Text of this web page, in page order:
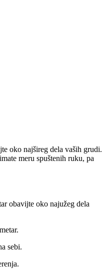
oko najšireg dela vaših grudi.
meru spuštenih ruku, pa
obavijte oko najužeg dela
sebi.